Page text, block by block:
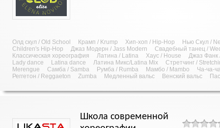
Олд скул / Old School Крамп / Krump Хип-хоп / Hip-Hop
Нью Скул /
Children's Hip-Hop
Джаз Модерн / Jass Modern
Свадебный танец /
Классическая хореография
Латина / Latina Хаус / House
Джаз Фанк
Lady dance
Latina dance Латина Микс/Latina Mix
Стретчинг /
Merengue
Самба / Samba Румба / Rumba Мамбо / Mambo
Ча-ча-
Реггетон / Reggaeton
Zumba Медленный вальс Венский вальс
Школа современной